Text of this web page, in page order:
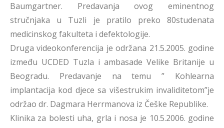
Baumgartner. Predavanja ovog eminentnog
stručnjaka u Tuzli je pratilo preko 80studenata
medicinskog fakulteta i defektologije.
Druga videokonferencija je održana 21.5.2005. godine
između UCDED Tuzla i ambasade Velike Britanije u
Beogradu. Predavanje na temu ” Kohlearna
implantacija kod djece sa višestrukim invaliditetom”je
održao dr. Dagmara Herrmanova iz Češke Republike.
Klinika za bolesti uha, grla i nosa je 10.5.2006. godine